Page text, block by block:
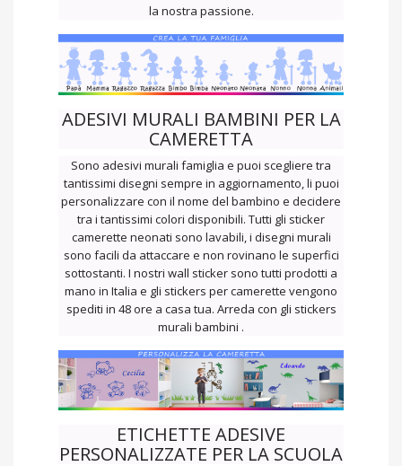
la nostra passione.
ADESIVI MURALI BAMBINI PER LA
CAMERETTA
Sono adesivi murali famiglia e puoi scegliere tra
tantissimi disegni sempre in aggiornamento, li puoi
personalizzare con il nome del bambino e decidere
tra i tantissimi colori disponibili. Tutti gli sticker
camerette neonati sono lavabili, i disegni murali
sono facili da attaccare e non rovinano le superfici
sottostanti. I nostri wall sticker sono tutti prodotti a
mano in Italia e gli stickers per camerette vengono
spediti in 48 ore a casa tua. Arreda con gli stickers
murali bambini .
ETICHETTE ADESIVE
PERSONALIZZATE PER LA SCUOLA